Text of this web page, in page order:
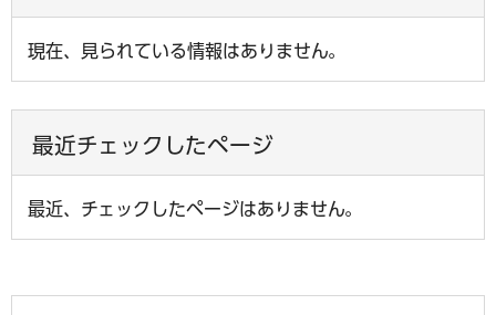
現在、見られている情報はありません。
最近チェックしたページ
最近、チェックしたページはありません。